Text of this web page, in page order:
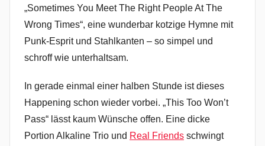
„Sometimes You Meet The Right People At The
Wrong Times“, eine wunderbar kotzige Hymne mit
Punk-Esprit und Stahlkanten – so simpel und
schroff wie unterhaltsam.
In gerade einmal einer halben Stunde ist dieses
Happening schon wieder vorbei. „This Too Won’t
Pass“ lässt kaum Wünsche offen. Eine dicke
Portion Alkaline Trio und Real Friends schwingt